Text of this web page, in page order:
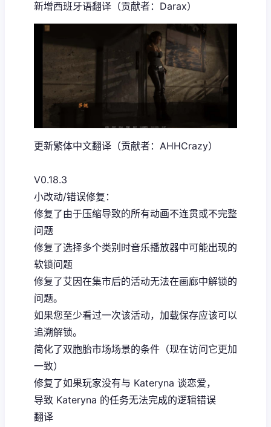
新增西班牙语翻译（贡献者：Darax）
更新繁体中文翻译（贡献者：AHHCrazy）
V0.18.3
小改动/错误修复：
修复了由于压缩导致的所有动画不连贯或不完整
问题
修复了选择多个类别时音乐播放器中可能出现的
软锁问题
修复了艾因在集市后的活动无法在画廊中解锁的
问题。
如果您至少看过一次该活动，加载保存应该可以
追溯解锁。
简化了双胞胎市场场景的条件（现在访问它更加
一致）
修复了如果玩家没有与 Kateryna 谈恋爱，
导致 Kateryna 的任务无法完成的逻辑错误
翻译